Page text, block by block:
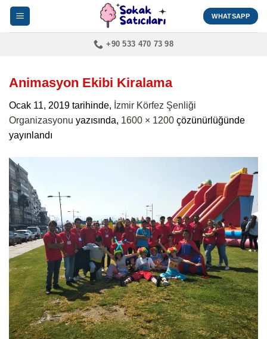
İçeriğe
atla
WHATSAPP
+90 533 470 73 98
Animasyon Ekibi Kiralama
Ocak 11, 2019 tarihinde, İzmir Körfez Şenliği
Organizasyonu yazısında, 1600 × 1200 çözünürlüğünde
yayınlandı